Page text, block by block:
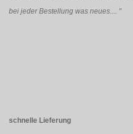
bei jeder Bestellung was neues.... "
schnelle Lieferung